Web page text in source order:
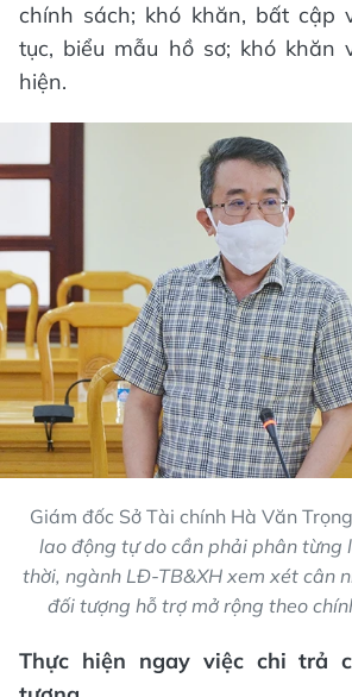
chính sách; khó khăn, bất cập
tục, biểu mẫu hồ sơ; khó khăn
hiện.
Giám đốc Sở Tài chính Hà Văn
lao động tự do cần phải phân từng
thời, ngành LĐ-TB&XH xem xét cân
đối tượng hỗ trợ mở rộng theo
Thực hiện ngay việc chi trả